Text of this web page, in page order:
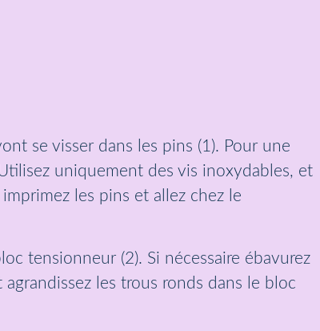
se visser dans les pins (1). Pour une
uniquement des vis inoxydables, et
les pins et allez chez le
tensionneur (2). Si nécessaire ébavurez
les trous ronds dans le bloc